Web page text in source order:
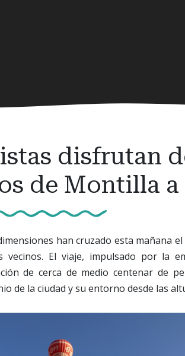
disfrutan
de Montilla a
han cruzado esta mañana
vecinos. El viaje, impulsado por la
de cerca de medio centenar de
de la ciudad y su entorno desde las